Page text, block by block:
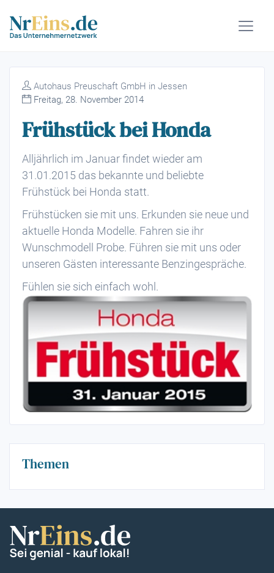
Autohaus Preuschaft GmbH in Jessen
Freitag, 28. November 2014
Frühstück bei Honda
Alljährlich im Januar findet wieder am
31.01.2015 das bekannte und beliebte
Frühstück bei Honda statt.
Frühstücken sie mit uns. Erkunden sie neue und
aktuelle Honda Modelle. Fahren sie ihr
Wunschmodell Probe. Führen sie mit uns oder
unseren Gästen interessante Benzingespräche.
Fühlen sie sich einfach wohl.
Themen